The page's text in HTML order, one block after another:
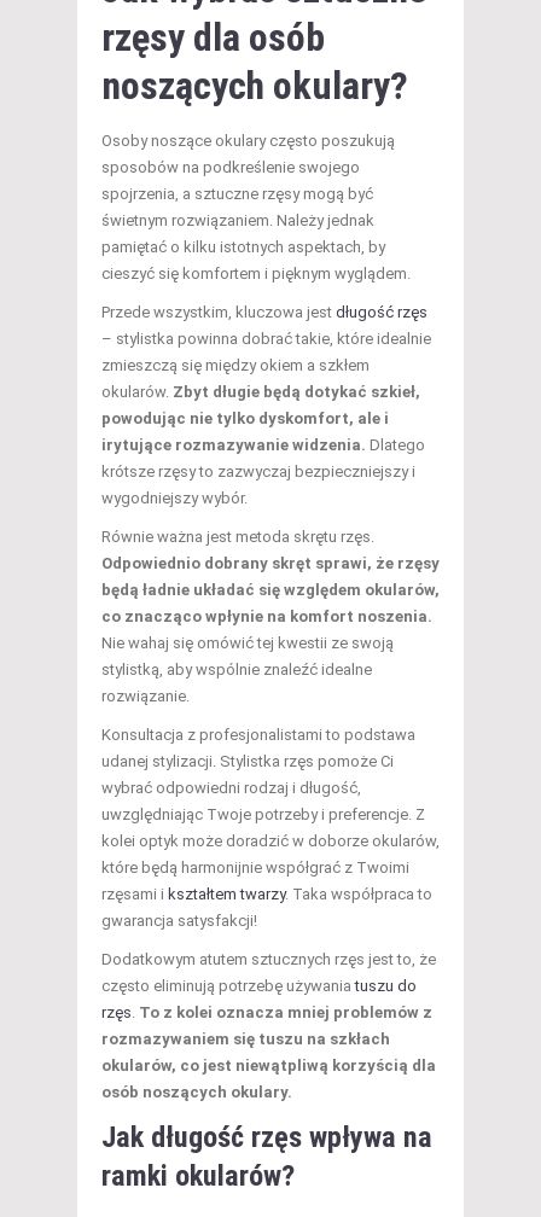
rzęsy dla osób
noszących okulary?
Osoby noszące okulary często poszukują
sposobów na podkreślenie swojego
spojrzenia, a sztuczne rzęsy mogą być
świetnym rozwiązaniem. Należy jednak
pamiętać o kilku istotnych aspektach, by
cieszyć się komfortem i pięknym wyglądem.
Przede wszystkim, kluczowa jest długość rzęs
– stylistka powinna dobrać takie, które idealnie
zmieszczą się między okiem a szkłem
okularów. Zbyt długie będą dotykać szkieł,
powodując nie tylko dyskomfort, ale i
irytujące rozmazywanie widzenia. Dlatego
krótsze rzęsy to zazwyczaj bezpieczniejszy i
wygodniejszy wybór.
Równie ważna jest metoda skrętu rzęs.
Odpowiednio dobrany skręt sprawi, że rzęsy
będą ładnie układać się względem okularów,
co znacząco wpłynie na komfort noszenia.
Nie wahaj się omówić tej kwestii ze swoją
stylistką, aby wspólnie znaleźć idealne
rozwiązanie.
Konsultacja z profesjonalistami to podstawa
udanej stylizacji. Stylistka rzęs pomoże Ci
wybrać odpowiedni rodzaj i długość,
uwzględniając Twoje potrzeby i preferencje. Z
kolei optyk może doradzić w doborze okularów,
które będą harmonijnie współgrać z Twoimi
rzęsami i kształtem twarzy. Taka współpraca to
gwarancja satysfakcji!
Dodatkowym atutem sztucznych rzęs jest to, że
często eliminują potrzebę używaniatuszu do
rzęs. To z kolei oznacza mniej problemów z
rozmazywaniem się tuszu na szkłach
okularów, co jest niewątpliwą korzyścią dla
osób noszących okulary.
Jak długość rzęs wpływa na
ramki okularów?